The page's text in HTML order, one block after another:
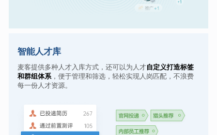
智能人才库
麦客提供多种人才入库方式，还可以为人才自定义打造标签
和群组体系，便于管理和筛选，轻松实现人岗匹配，不浪费
每一份人才资源。